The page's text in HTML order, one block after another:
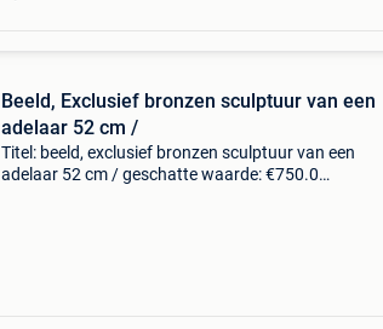
Beeld, Exclusief bronzen sculptuur van een
adelaar 52 cm /
Titel: beeld, exclusief bronzen sculptuur van een
adelaar 52 cm / geschatte waarde: €750.0